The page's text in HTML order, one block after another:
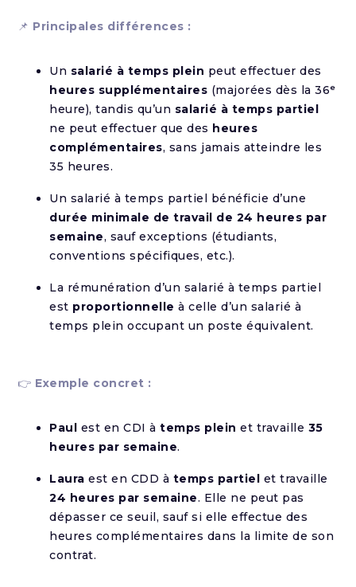
📌 Principales différences :
Un salarié à temps plein peut effectuer des
heures supplémentaires (majorées dès la 36ᵉ
heure), tandis qu’un salarié à temps partiel
ne peut effectuer que des heures
complémentaires, sans jamais atteindre les
35 heures.
Un salarié à temps partiel bénéficie d’une
durée minimale de travail de 24 heures par
semaine, sauf exceptions (étudiants,
conventions spécifiques, etc.).
La rémunération d’un salarié à temps partiel
est proportionnelle à celle d’un salarié à
temps plein occupant un poste équivalent.
👉 Exemple concret :
Paul est en CDI àtemps plein et travaille 35
heures par semaine.
Laura est en CDD à temps partiel et travaille
24 heures par semaine. Elle ne peut pas
dépasser ce seuil, sauf si elle effectue des
heures complémentaires dans la limite de son
contrat.